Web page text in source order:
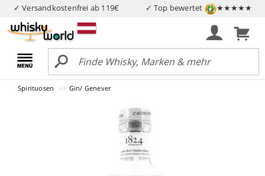
✓ Versandkostenfrei ab 119€ ✓ Top bewertet ★★★★★
Spirituosen Gin/ Genever